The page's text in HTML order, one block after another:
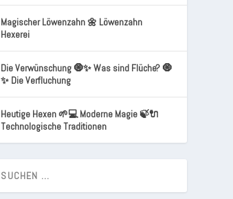
Magischer Löwenzahn 🌼 Löwenzahn
Hexerei
Die Verwünschung 🧿✨ Was sind Flüche? 🧿
✨ Die Verfluchung
Heutige Hexen 🌱💻 Moderne Magie 🍃🔌
Technologische Traditionen